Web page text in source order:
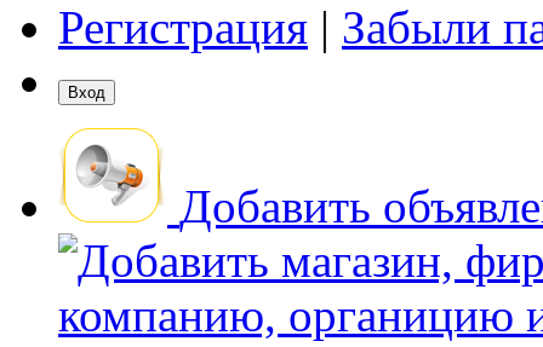
Регистрация | Забыли
Добавить